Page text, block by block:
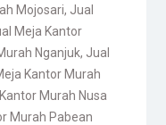
Mojosari, Jual
Meja Kantor
Nganjuk, Jual
Kantor Murah
Murah Nusa
Murah Pabean